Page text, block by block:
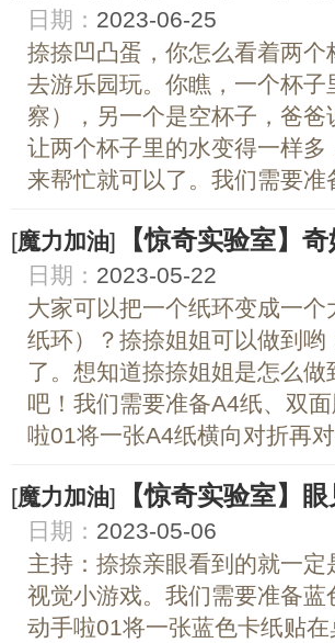
日期： 2023-06-25
捺捺凹凸蛋，你怎么看着两
去游乐园玩。你瞧，一个杯
察），另一个是空杯子，爸
让两个杯子里的水变得一样
来帮忙就可以了。我们需要
[魔力加油] 【惊奇实验室】
日期： 2023-05-22
大家可以把一个纸环变成一
纸环）？捺捺姐姐可以做到
了。想知道捺捺姐姐是怎么
吧！我们需要准备A4纸、双
啦01将一张A4纸横向对折再
[魔力加油] 【惊奇实验室】
日期： 2023-05-06
主持：捺捺亲眼看到的就一
视觉小游戏。我们需要准备
动手啦01将一张蓝色卡纸贴